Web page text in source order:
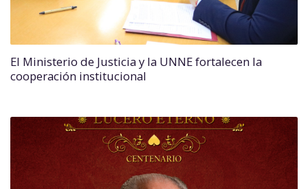
El Ministerio de Justicia y la UNNE fortalecen la
cooperación institucional